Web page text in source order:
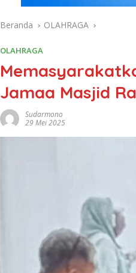
Beranda OLAHRAGA
OLAHRAGA
Jamaa Masjid
Sudarmono
29 Mei 2025